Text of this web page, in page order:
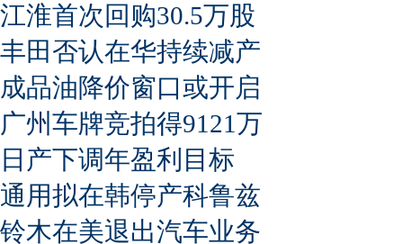
江淮首次回购30.5万股
丰田否认在华持续减产
成品油降价窗口或开启
广州车牌竞拍得9121万
日产下调年盈利目标
通用拟在韩停产科鲁兹
铃木在美退出汽车业务